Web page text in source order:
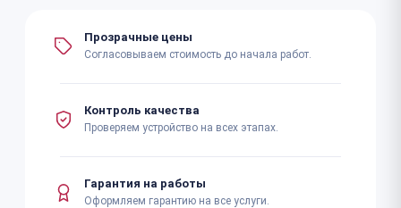
Прозрачные цены
Согласовываем стоимость до начала работ.
Контроль качества
Проверяем устройство на всех этапах.
Гарантия на работы
Оформляем гарантию на все услуги.